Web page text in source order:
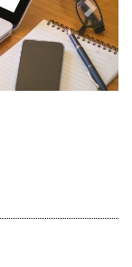
Dalej